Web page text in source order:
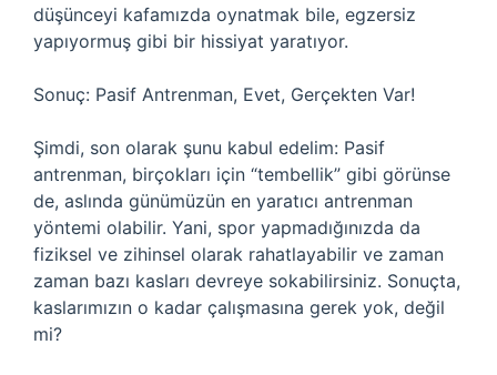
düşünceyi kafamızda oynatmak bile, egzersiz
yapıyormuş gibi bir hissiyat yaratıyor.
Sonuç: Pasif Antrenman, Evet, Gerçekten Var!
Şimdi, son olarak şunu kabul edelim: Pasif
antrenman, birçokları için “tembellik” gibi görünse
de, aslında günümüzün en yaratıcı antrenman
yöntemi olabilir. Yani, spor yapmadığınızda da
fiziksel ve zihinsel olarak rahatlayabilir ve zaman
zaman bazı kasları devreye sokabilirsiniz. Sonuçta,
kaslarımızın o kadar çalışmasına gerek yok, değil
mi?